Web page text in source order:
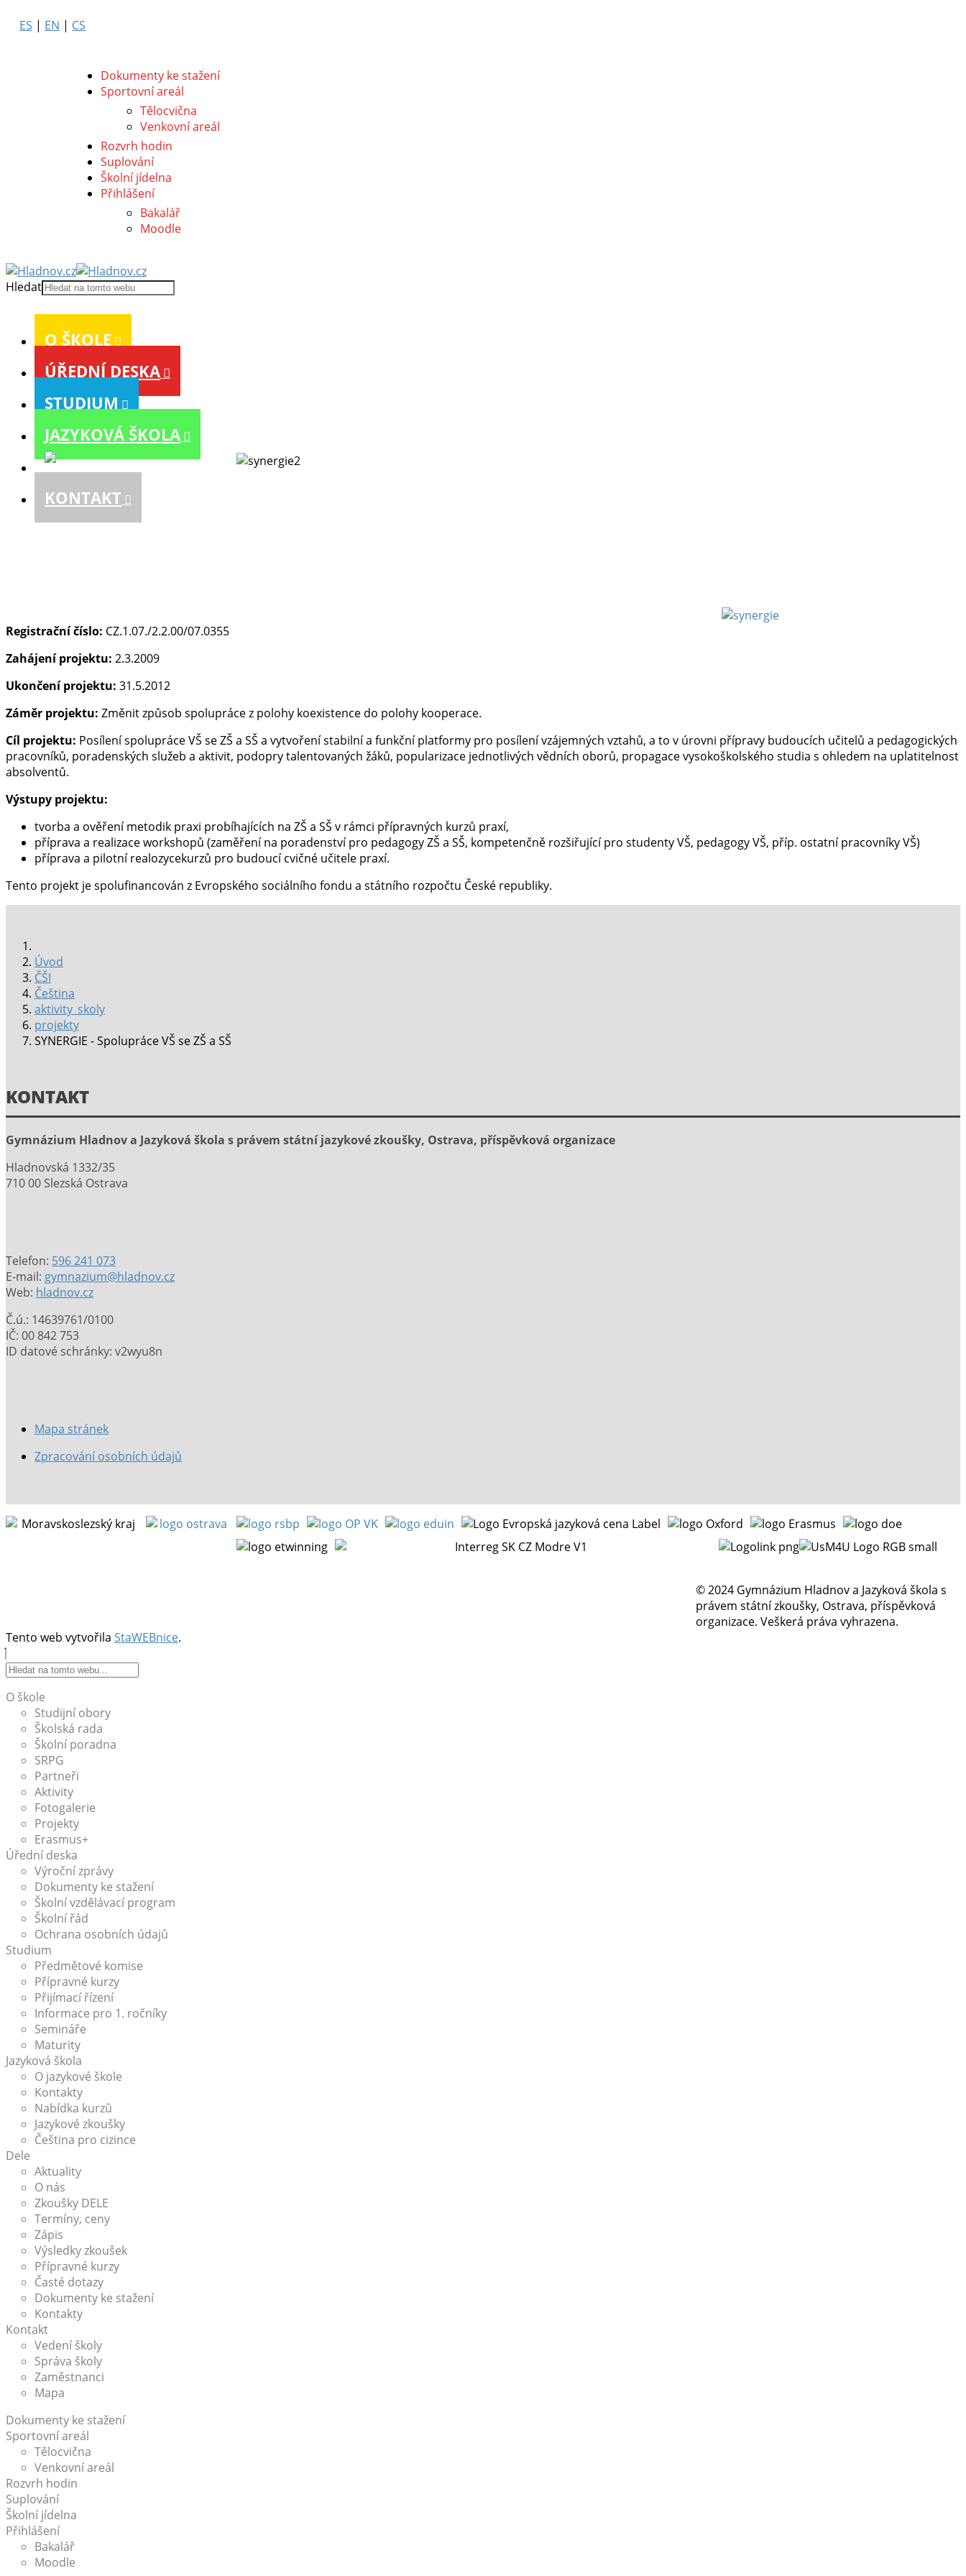
ES | EN | CS
Dokumenty ke stažení
Sportovní areál
Tělocvična
Venkovní areál
Rozvrh hodin
Suplování
Školní jídelna
Přihlášení
Bakalář
Moodle
Hledat
O ŠKOLE
ÚŘEDNÍ DESKA
STUDIUM
JAZYKOVÁ ŠKOLA
KONTAKT
Registrační číslo: CZ.1.07./2.2.00/07.0355
Zahájení projektu: 2.3.2009
Ukončení projektu: 31.5.2012
Záměr projektu: Změnit způsob spolupráce z polohy koexistence do polohy kooperace.
Cíl projektu: Posílení spolupráce VŠ se ZŠ a SŠ a vytvoření stabilní a funkční platformy pro posílení vzájemných vztahů, a to v úrovni přípravy budoucích učitelů a pedagogických
pracovníků, poradenských služeb a aktivit, podopry talentovaných žáků, popularizace jednotlivých vědních oborů, propagace vysokoškolského studia s ohledem na uplatitelnost
absolventů.
Výstupy projektu:
tvorba a ověření metodik praxi probíhajících na ZŠ a SŠ v rámci přípravných kurzů praxí,
příprava a realizace workshopů (zaměření na poradenství pro pedagogy ZŠ a SŠ, kompetenčně rozšiřující pro studenty VŠ, pedagogy VŠ, příp. ostatní pracovníky VŠ)
příprava a pilotní realozycekurzů pro budoucí cvičné učitele praxí.
Tento projekt je spolufinancován z Evropského sociálního fondu a státního rozpočtu České republiky.
Úvod
ČŠI
Čeština
aktivity_skoly
projekty
SYNERGIE - Spolupráce VŠ se ZŠ a SŠ
KONTAKT
Gymnázium Hladnov a Jazyková škola s právem státní jazykové zkoušky, Ostrava, příspěvková organizace
Hladnovská 1332/35
710 00 Slezská Ostrava
Telefon: 596 241 073
E-mail: gymnazium@hladnov.cz
Web: hladnov.cz
Č.ú.: 14639761/0100
IČ: 00 842 753
ID datové schránky: v2wyu8n
Mapa stránek
Zpracování osobních údajů
© 2024 Gymnázium Hladnov a Jazyková škola s
právem státní zkoušky, Ostrava, příspěvková
organizace. Veškerá práva vyhrazena.
Tento web vytvořila StaWEBnice.
O škole
Studijní obory
Školská rada
Školní poradna
SRPG
Partneři
Aktivity
Fotogalerie
Projekty
Erasmus+
Úřední deska
Výroční zprávy
Dokumenty ke stažení
Školní vzdělávací program
Školní řád
Ochrana osobních údajů
Studium
Předmětové komise
Přípravné kurzy
Přijímací řízení
Informace pro 1. ročníky
Semináře
Maturity
Jazyková škola
O jazykové škole
Kontakty
Nabídka kurzů
Jazykové zkoušky
Čeština pro cizince
Dele
Aktuality
O nás
Zkoušky DELE
Termíny, ceny
Zápis
Výsledky zkoušek
Přípravné kurzy
Časté dotazy
Dokumenty ke stažení
Kontakty
Kontakt
Vedení školy
Správa školy
Zaměstnanci
Mapa
Dokumenty ke stažení
Sportovní areál
Tělocvična
Venkovní areál
Rozvrh hodin
Suplování
Školní jídelna
Přihlášení
Bakalář
Moodle